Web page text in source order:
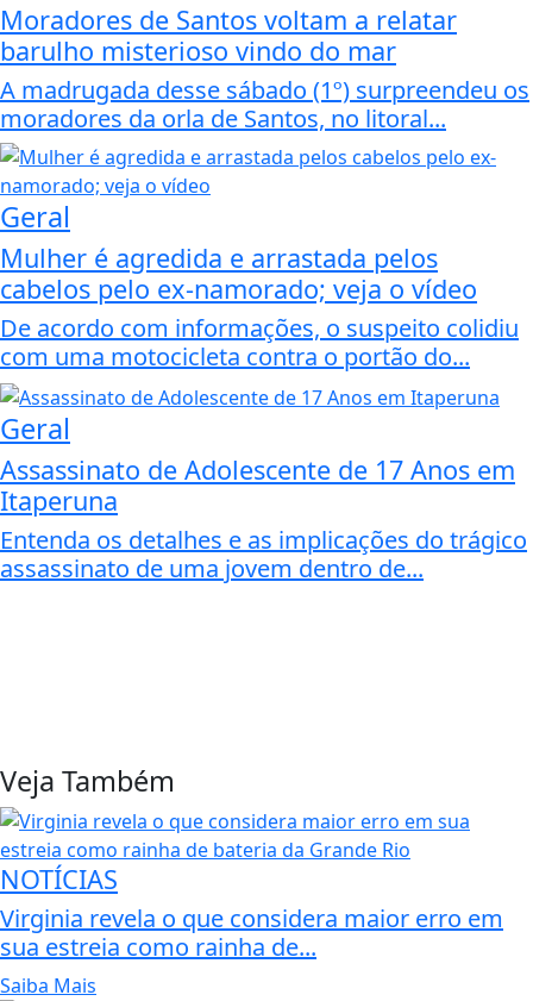
Moradores de Santos voltam a relatar
barulho misterioso vindo do mar
A madrugada desse sábado (1º) surpreendeu os
moradores da orla de Santos, no litoral...
Geral
Mulher é agredida e arrastada pelos
cabelos pelo ex-namorado; veja o vídeo
De acordo com informações, o suspeito colidiu
com uma motocicleta contra o portão do...
Geral
Assassinato de Adolescente de 17 Anos em
Itaperuna
Entenda os detalhes e as implicações do trágico
assassinato de uma jovem dentro de...
Veja Também
NOTÍCIAS
Virginia revela o que considera maior erro em
sua estreia como rainha de...
Saiba Mais